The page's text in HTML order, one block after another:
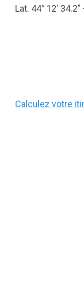
Lat. 44° 12′
Calculez votre